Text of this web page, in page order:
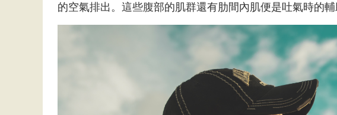
的空氣排出。這些腹部的肌群還有肋間內肌便是吐氣時的輔